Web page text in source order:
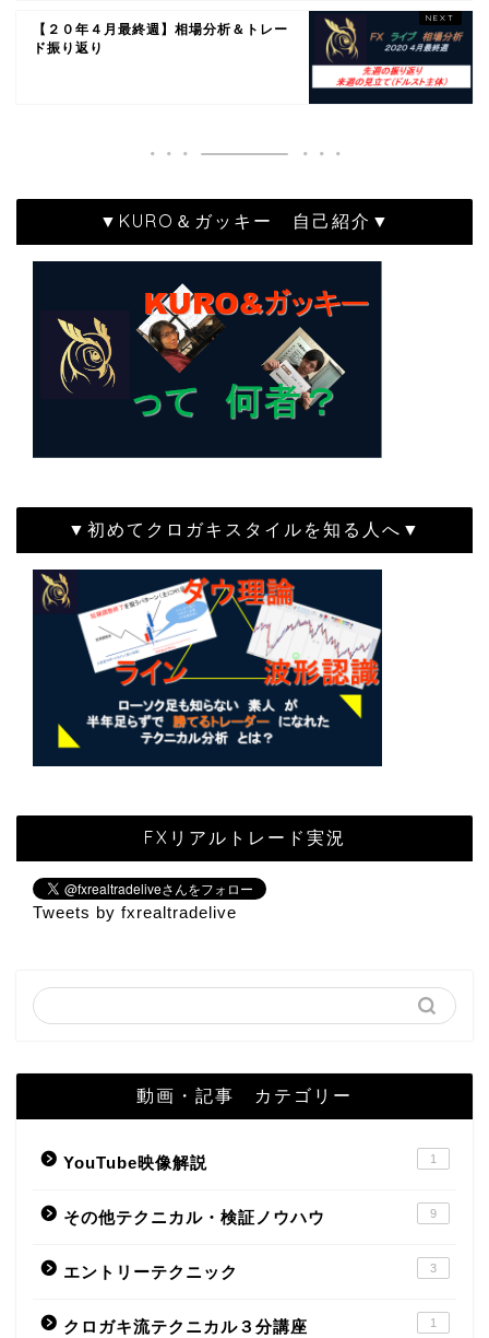
【２０年４月最終週】相場分析＆トレー
ド振り返り
▼KURO＆ガッキー 自己紹介▼
▼初めてクロガキスタイルを知る人へ▼
FXリアルトレード実況
Tweets by fxrealtradelive
動画・記事 カテゴリー
YouTube映像解説 1
その他テクニカル・検証ノウハウ 9
エントリーテクニック 3
クロガキ流テクニカル３分講座 1